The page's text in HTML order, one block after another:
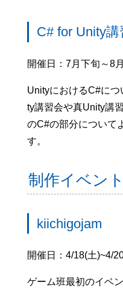
C# for Unity講
開催日：7月下旬～8
UnityにおけるC#に
ty講習会や真Unity講
のC#の部分について
す。
制作イベント
kiichigojam
開催日：4/18(土)~4/
ゲーム班最初のイベ